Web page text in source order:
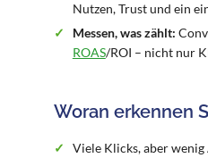
Nutzen, Trust und ein
Messen, was zählt:
ROAS/ROI – nicht nur
Woran erkennen
Viele Klicks, aber